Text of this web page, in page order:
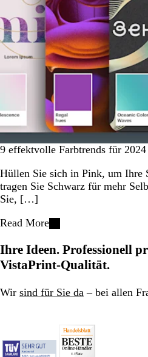
9 effektvolle Farbtrends für 2024
Hüllen Sie sich in Pink, um Ihre
tragen Sie Schwarz für mehr
Sie, […]
Read More
Ihre Ideen. Professionell
VistaPrint-Qualität.
Wir sind für Sie da – bei allen